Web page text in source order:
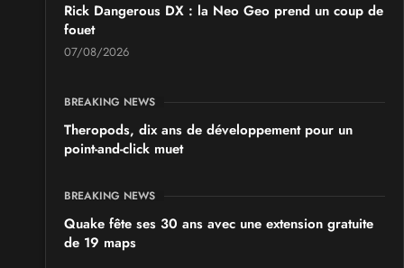
Rick Dangerous DX : la Neo Geo prend un coup de
fouet
07/08/2026
BREAKING NEWS
Theropods, dix ans de développement pour un
point-and-click muet
BREAKING NEWS
Quake fête ses 30 ans avec une extension gratuite
de 19 maps